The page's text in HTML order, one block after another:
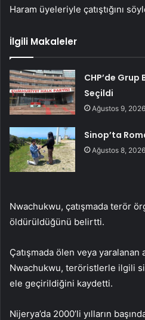
Haram üyeleriyle çatıştığını
İlgili Makaleler
CHP’de Grup
Seçildi
Ağustos 9, 2026
Sinop’ta
Ağustos 8, 2026
Nwachukwu, çatışmada terör
öldürüldüğünü belirtti.
Çatışmada ölen veya yaralanan
Nwachukwu, teröristlerle ilgili
ele geçirildiğini kaydetti.
Nijerya’da 2000’li yılların